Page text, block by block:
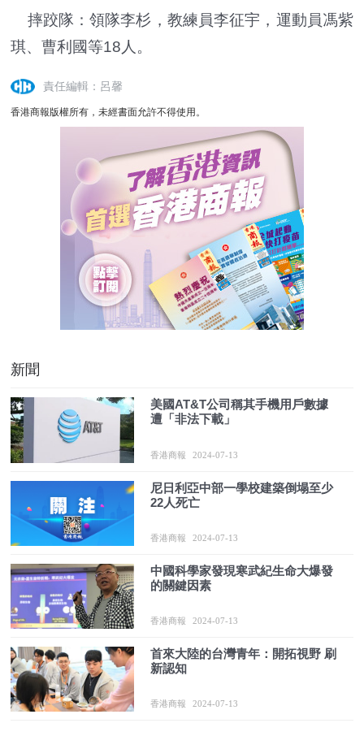
摔跤隊：領隊李杉，教練員李征宇，運動員馮紫
琪、曹利國等18人。
責任編輯：呂馨
香港商報版權所有，未經書面允許不得使用。
新聞
美國AT&T公司稱其手機用戶數據
遭「非法下載」
香港商報 2024-07-13
尼日利亞中部一學校建築倒塌至少
22人死亡
香港商報 2024-07-13
中國科學家發現寒武紀生命大爆發
的關鍵因素
香港商報 2024-07-13
首來大陸的台灣青年：開拓視野 刷
新認知
香港商報 2024-07-13